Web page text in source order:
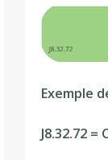
Exemple
J8.32.72 =